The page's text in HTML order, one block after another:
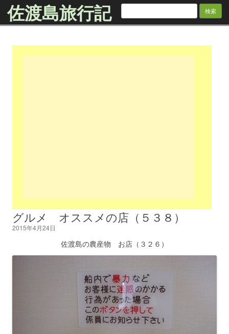
佐渡島旅行記 検
グルメ オススメの店（５３８）
2015年4月24日
佐渡島の農産物 お店（３２６）